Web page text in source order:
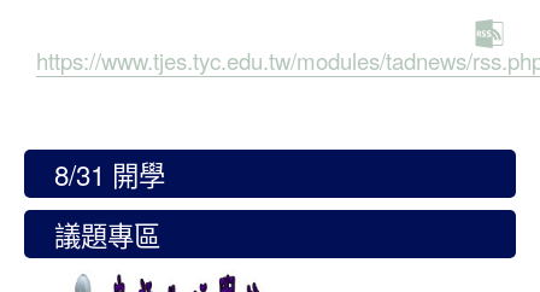
https://www.tjes.tyc.edu.tw/modules/tadnews/
8/31 開學
議題專區